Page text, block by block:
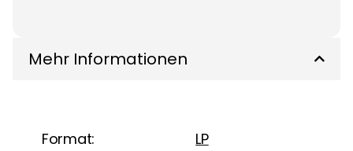
Mehr Informationen
Format: LP